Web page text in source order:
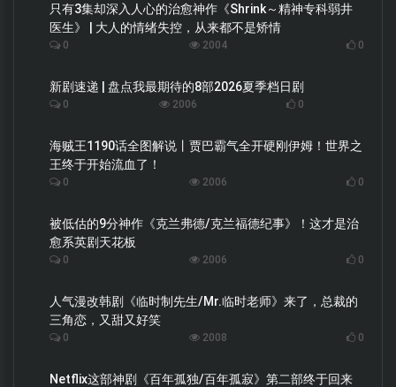
只有3集却深入人心的治愈神作《Shrink～精神专科弱井
医生》 | 大人的情绪失控，从来都不是矫情
0 2004 0
新剧速递 | 盘点我最期待的8部2026夏季档日剧
0 2006 0
海贼王1190话全图解说丨贾巴霸气全开硬刚伊姆！世界之
王终于开始流血了！
0 2006 0
被低估的9分神作《克兰弗德/克兰福德纪事》！这才是治
愈系英剧天花板
0 2006 0
人气漫改韩剧《临时制先生/Mr.临时老师》来了，总裁的
三角恋，又甜又好笑
0 2008 0
Netflix这部神剧《百年孤独/百年孤寂》第二部终于回来